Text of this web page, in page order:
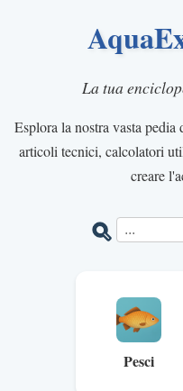
La tua
Esplora la nostra vasta
articoli tecnici, calcolatori
creare
Pesci